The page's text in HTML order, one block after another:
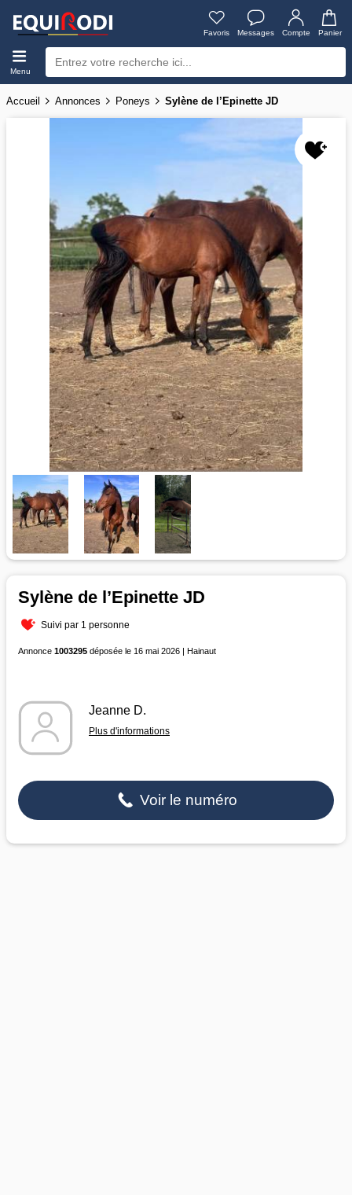
Favoris Messages Compte Panier
Menu
Accueil Annonces Poneys Sylène de l’Epinette JD
Sylène de l’Epinette JD
Suivi par 1 personne
Annonce 1003295 déposée le 16 mai 2026 | Hainaut
Jeanne D.
Plus d'informations
Voir le numéro